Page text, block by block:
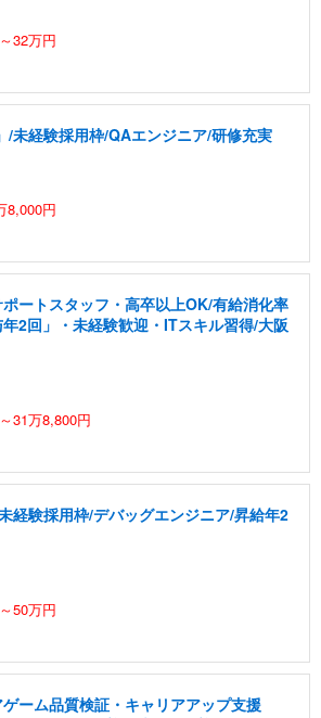
32万円
/未経験採用枠/QAエンジニア/研修充実
8,000円
ートスタッフ・高卒以上OK/有給消化率
2回」・未経験歓迎・ITスキル習得/大阪
31万8,800円
経験採用枠/デバッグエンジニア/昇給年2
50万円
ーム品質検証・キャリアアップ支援